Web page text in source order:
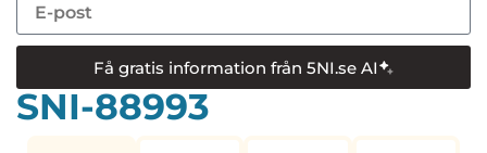
Få gratis information från 5NI.se AI
SNI-88993